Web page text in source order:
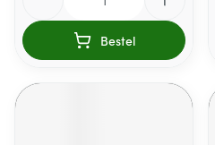
Bestel